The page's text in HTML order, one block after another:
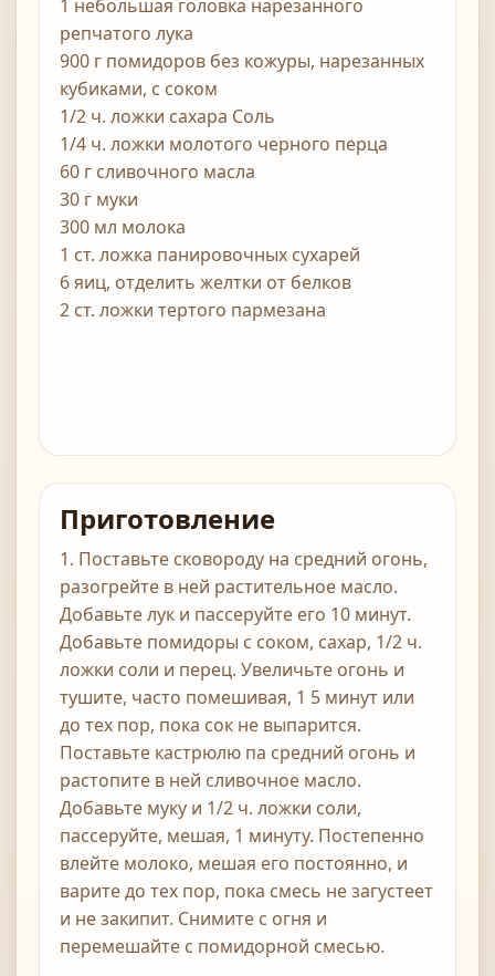
1 небольшая головка нарезанного
репчатого лука
900 г помидоров без кожуры, нарезанных
кубиками, с соком
1/2 ч. ложки сахара Соль
1/4 ч. ложки молотого черного перца
60 г сливочного масла
30 г муки
300 мл молока
1 ст. ложка панировочных сухарей
6 яиц, отделить желтки от белков
2 ст. ложки тертого пармезана
Приготовление
1. Поставьте сковороду на средний огонь,
разогрейте в ней растительное масло.
Добавьте лук и пассеруйте его 10 минут.
Добавьте помидоры с соком, сахар, 1/2 ч.
ложки соли и перец. Увеличьте огонь и
тушите, часто помешивая, 1 5 минут или
до тех пор, пока сок не выпарится.
Поставьте кастрюлю па средний огонь и
растопите в ней сливочное масло.
Добавьте муку и 1/2 ч. ложки соли,
пассеруйте, мешая, 1 минуту. Постепенно
влейте молоко, мешая его постоянно, и
варите до тех пор, пока смесь не загустеет
и не закипит. Снимите с огня и
перемешайте с помидорной смесью.